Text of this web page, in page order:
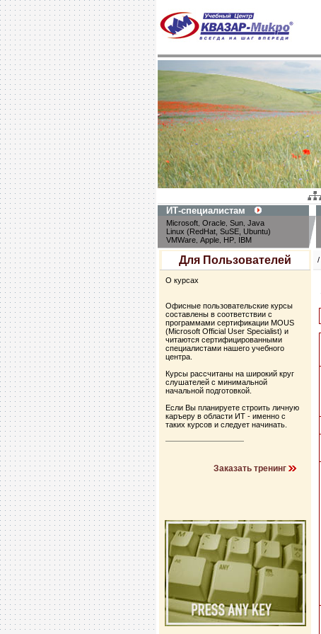
ИТ-специалистам
Microsoft Oracle Sun Java
Linux (RedHat, SuSE, Ubuntu)
VMWare Apple HP IBM
Для Пользователей
О курсах
Офисные пользовательские курсы
составлены в соответствии с
программами сертификации MOUS
(Microsoft Official User Specialist) и
читаются сертифицированными
специалистами нашего учебного
центра.
Курсы рассчитаны на широкий круг
слушателей с минимальной
начальной подготовкой.
Если Вы планируете строить личную
каръеру в области ИТ - именно с
таких курсов и следует начинать.
Заказать тренинг
/